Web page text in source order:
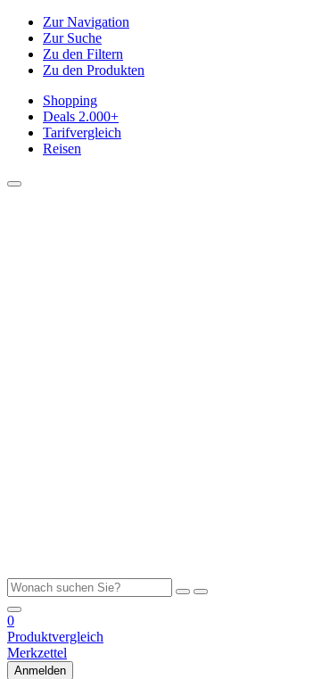
Zur Navigation
Zur Suche
Zu den Filtern
Zu den Produkten
Shopping
Deals 2.000+
Tarifvergleich
Reisen
0
Produktvergleich
Merkzettel
Anmelden